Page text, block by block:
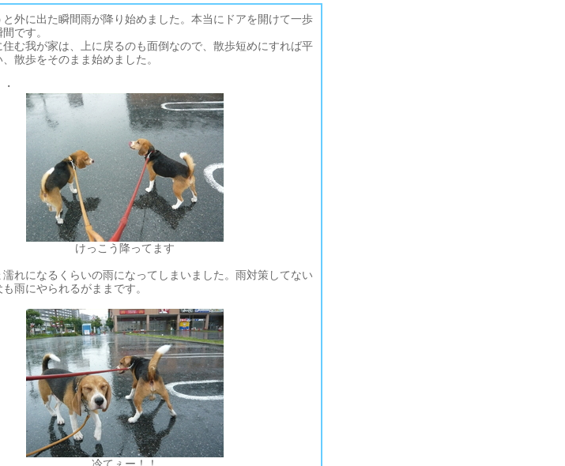
外に出た瞬間雨が降り始めました。本当にドアを開けて一歩
です。
住む我が家は、上に戻るのも面倒なので、散歩短めにすれば平
散歩をそのまま始めました。
けっこう降ってます
濡れになるくらいの雨になってしまいました。雨対策してない
雨にやられるがままです。